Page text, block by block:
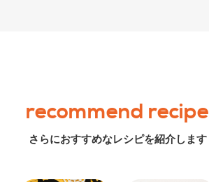
recommend recipe
さらにおすすめなレシピを紹介します